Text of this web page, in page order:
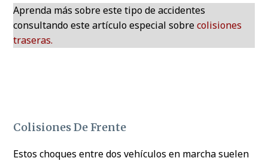
Aprenda más sobre este tipo de accidentes
consultando este artículo especial sobrecolisiones
traseras.
Colisiones De Frente
Estos choques entre dos vehículos en marcha suelen